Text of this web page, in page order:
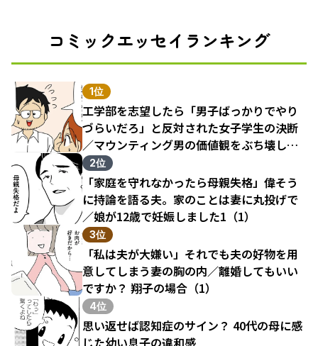
コミックエッセイランキング
1位
工学部を志望したら「男子ばっかりでやり
づらいだろ」と反対された女子学生の決断
／マウンティング男の価値観をぶち壊した
結果（1）
2位
「家庭を守れなかったら母親失格」偉そう
に持論を語る夫。家のことは妻に丸投げで
／娘が12歳で妊娠しました1（1）
3位
「私は夫が大嫌い」それでも夫の好物を用
意してしまう妻の胸の内／離婚してもいい
ですか？ 翔子の場合（1）
4位
思い返せば認知症のサイン？ 40代の母に感
じた幼い息子の違和感